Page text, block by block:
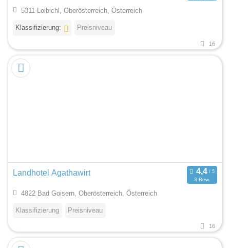
5311 Loibichl, Oberösterreich, Österreich
Klassifizierung: Preisniveau
16
Landhotel Agathawirt
3 Bew.
4822 Bad Goisern, Oberösterreich, Österreich
Klassifizierung Preisniveau
16